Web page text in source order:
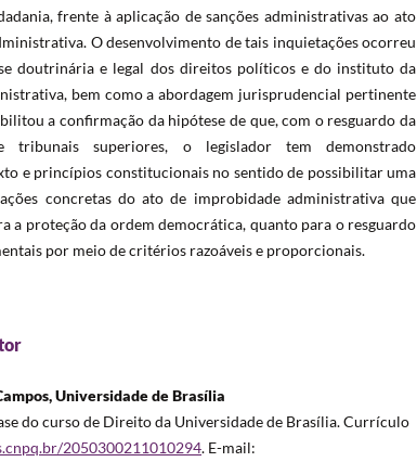
frente à aplicação de sanções administrativas ao ato
O desenvolvimento de tais inquietações ocorreu
doutrinária e legal dos direitos políticos e do instituto da
bem como a abordagem jurisprudencial pertinente
a confirmação da hipótese de que, com o resguardo da
tribunais superiores, o legislador tem demonstrado
e princípios constitucionais no sentido de possibilitar uma
concretas do ato de improbidade administrativa que
a proteção da ordem democrática, quanto para o resguardo
por meio de critérios razoáveis e proporcionais.
Universidade de Brasília
do curso de Direito da Universidade de Brasília. Currículo
2050300211010294. E-mail: